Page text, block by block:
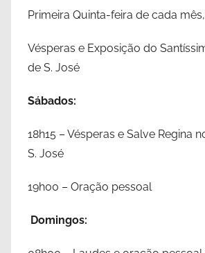
Primeira Quinta-feira de cada mês,
Vésperas e Exposição do
de S. José
Sábados:
18h15 – Vésperas e Salve Regina
S. José
19h00 – Oração pessoal
Domingos: